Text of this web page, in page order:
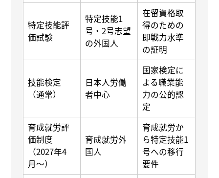
特定技能評
価試験
特定技能1
号・2号志望
の外国人
在留資格取
得のための
即戦力水準
の証明
技能検定
（通常）
日本人労働
者中心
国家検定に
よる職業能
力の公的認
定
育成就労評
価制度
（2027年4
月〜）
育成就労外
国人
育成就労か
ら特定技能1
号への移行
要件